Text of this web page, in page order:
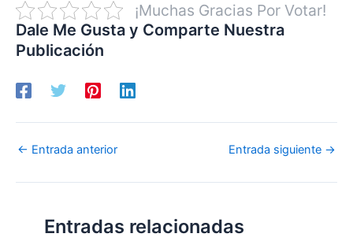
¡Muchas Gracias Por Votar!
Dale Me Gusta y Comparte Nuestra
Publicación
← Entrada anterior Entrada siguiente →
Entradas relacionadas